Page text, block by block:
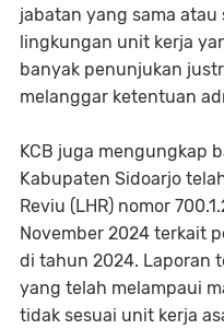
jabatan yang sama
lingkungan unit kerja
banyak penunjukan
melanggar ketentuan
KCB juga mengungkap
Kabupaten Sidoarjo
Reviu (LHR) nomor
November 2024 terkait
di tahun 2024. Laporan
yang telah melampaui
tidak sesuai unit kerja